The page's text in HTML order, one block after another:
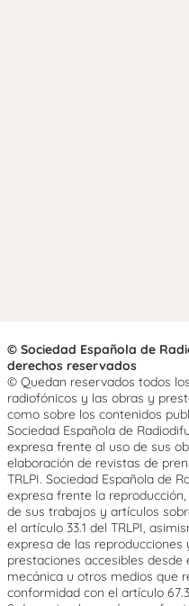
© Sociedad Española de
derechos reservados
© Quedan reservados todos
radiofónicos y las obras y
como sobre los contenidos
Sociedad Española de
expresa frente al uso de sus
elaboración de revistas de
TRLPI. Sociedad Española de
expresa frente la
de sus trabajos y artículos
el artículo 33.1 del TRLPI,
expresa de las
prestaciones accesibles
mecánica u otros medios que
conformidad con el artículo